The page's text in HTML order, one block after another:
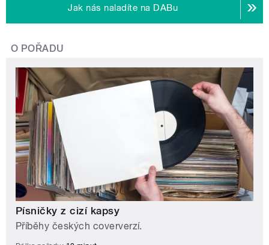
Jak nás naladíte na DABu
O POŘADU
Písničky z cizí kapsy
Příběhy českých coververzí.